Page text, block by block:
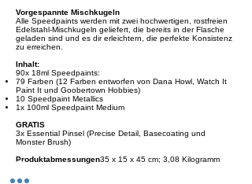
Vorgespannte Mischkugeln
Alle Speedpaints werden mit zwei hochwertigen, rostfreien
Edelstahl-Mischkugeln geliefert, die bereits in der Flasche
geladen sind und es dir erleichtern, die perfekte Konsistenz
zu erreichen.
Inhalt:
90x 18ml Speedpaints:
79 Farben (12 Farben entworfen von Dana Howl, Watch It
Paint It und Goobertown Hobbies)
10 Speedpaint Metallics
1x 100ml Speedpaint Medium
GRATIS
3x Essential Pinsel (Precise Detail, Basecoating und
Monster Brush)
Produktabmessungen‎35 x 15 x 45 cm; 3,08 Kilogramm